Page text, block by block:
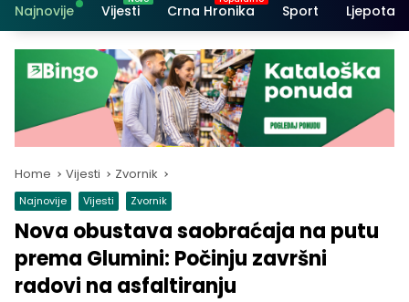
Najnovije Vijesti Crna Hronika Sport Ljepota i
Home Vijesti Zvornik
Najnovije Vijesti Zvornik
Nova obustava saobraćaja na putu
prema Glumini: Počinju završni
radovi na asfaltiranju